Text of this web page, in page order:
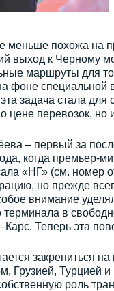
меньше похожа на
выход к Черному
маршруты для
фоне
задача стала
цене перевозок,
– первый за
когда премьер-
«НГ» (см. номер
но прежде
внимание
терминала в
Теперь эта
закрепиться
Грузией, Турцией
роль